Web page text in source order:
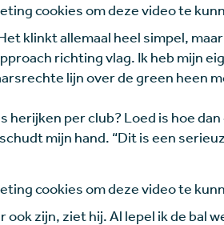
cookies om deze video te
klinkt allemaal heel simpel,
richting vlag. Ik heb mijn
lijn over de green heen
per club? Loed is hoe
mijn hand. “Dit is een
cookies om deze video te
ook zijn, ziet hij. Al lepel ik de bal